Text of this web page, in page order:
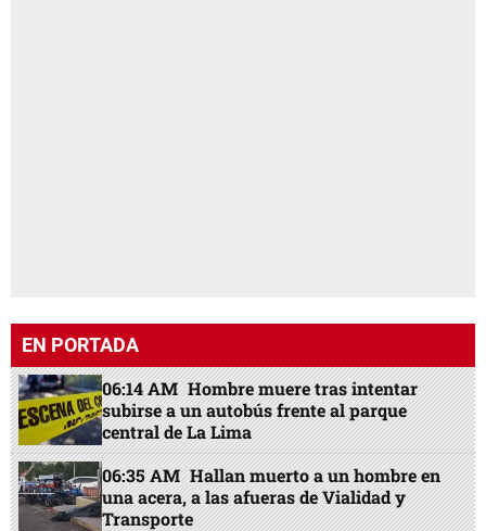
EN PORTADA
06:14 AM Hombre muere tras intentar
subirse a un autobús frente al parque
central de La Lima
06:35 AM Hallan muerto a un hombre en
una acera, a las afueras de Vialidad y
Transporte